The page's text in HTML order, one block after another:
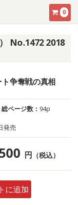
0
No.1472 2018
争奪戦の真相
総ページ数： 94p
発売
円 （税込）
に追加